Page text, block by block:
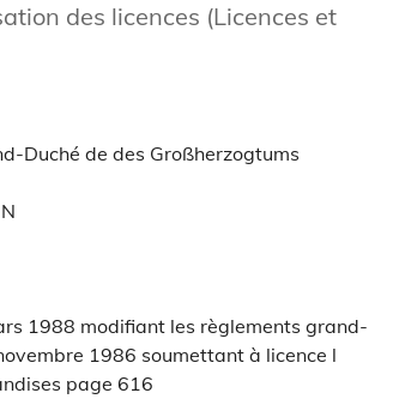
des licences (Licences et
Duché de des Großherzogtums
1988 modifiant les règlements grand-
1986 soumettant à licence l
page 616